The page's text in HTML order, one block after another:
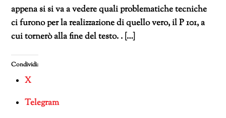
appena si si va a vedere quali problematiche tecniche
ci furono per la realizzazione di quello vero, il P 101, a
cui tornerò alla fine del testo. . […]
Condividi:
X
Telegram